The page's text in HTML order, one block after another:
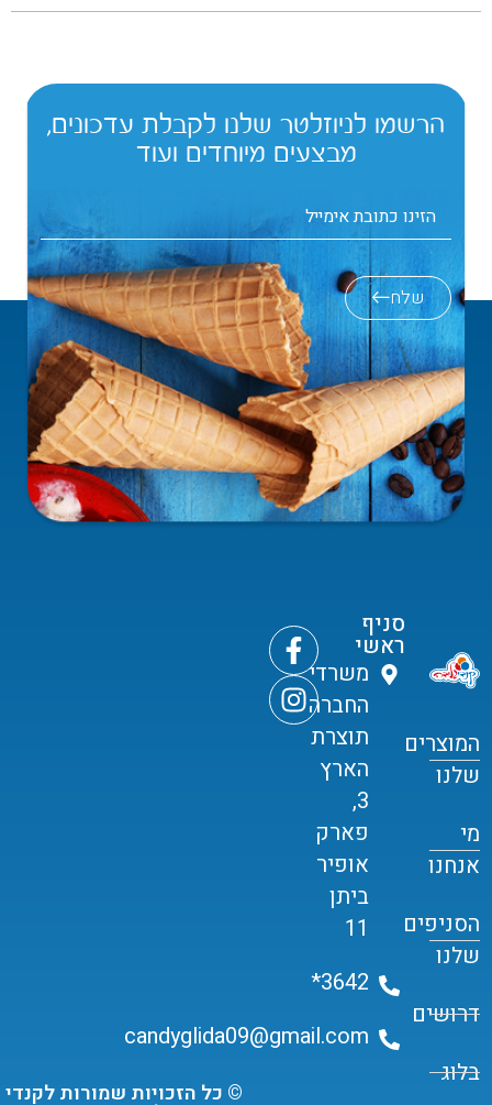
הרשמו לניוזלטר שלנו לקבלת עדכונים,
מבצעים מיוחדים ועוד
שלח
המוצרים
שלנו
מי
אנחנו
הסניפים
שלנו
דרושים
בלוג
סניף
ראשי
משרדי
החברה
תוצרת
הארץ
3,
פארק
אופיר
ביתן
11
3642*
candyglida09@gmail.com
© כל הזכויות שמורות לקנדי